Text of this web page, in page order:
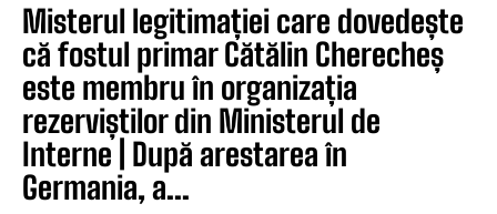
Misterul legitimației care dovedește
că fostul primar Cătălin Cherecheș
este membru în organizația
rezerviștilor din Ministerul de
Interne | După arestarea în
Germania, a...